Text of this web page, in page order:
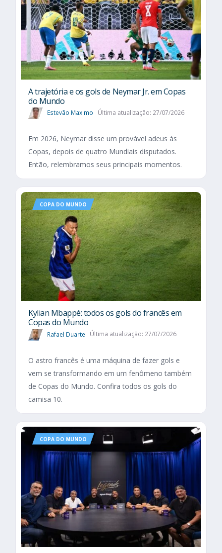
A trajetória e os gols de Neymar Jr. em Copas
do Mundo
Estevão Maximo Última atualização: 27/07/2026
Em 2026, Neymar disse um provável adeus às
Copas, depois de quatro Mundiais disputados.
Então, relembramos seus principais momentos.
COPA DO MUNDO
Kylian Mbappé: todos os gols do francês em
Copas do Mundo
Rafael Duarte Última atualização: 27/07/2026
O astro francês é uma máquina de fazer gols e
vem se transformando em um fenômeno também
de Copas do Mundo. Confira todos os gols do
camisa 10.
COPA DO MUNDO